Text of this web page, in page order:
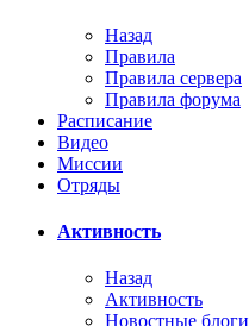
Назад
Правила
Правила сервера
Правила форума
Расписание
Видео
Миссии
Отряды
Активность
Назад
Активность
Новостные блоги